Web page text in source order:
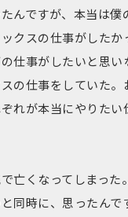
んですが、本当は僕
クスの仕事がしたか
仕事がしたいと思い
の仕事をしていた。
れが本当にやりたい
亡くなってしまった
同時に、思ったんで